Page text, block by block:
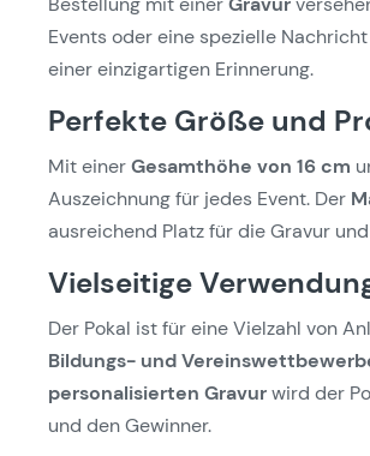
Events oder eine spezielle
einer einzigartigen Erinnerung.
Perfekte Größe und
Mit einerGesamthöhe von 16 cm
Auszeichnung für jedes Event. Der
ausreichend Platz für die Gravur
Vielseitige
Der Pokal ist für eine Vielzahl von
Bildungs- und
personalisierten Gravurwird der
und den Gewinner.